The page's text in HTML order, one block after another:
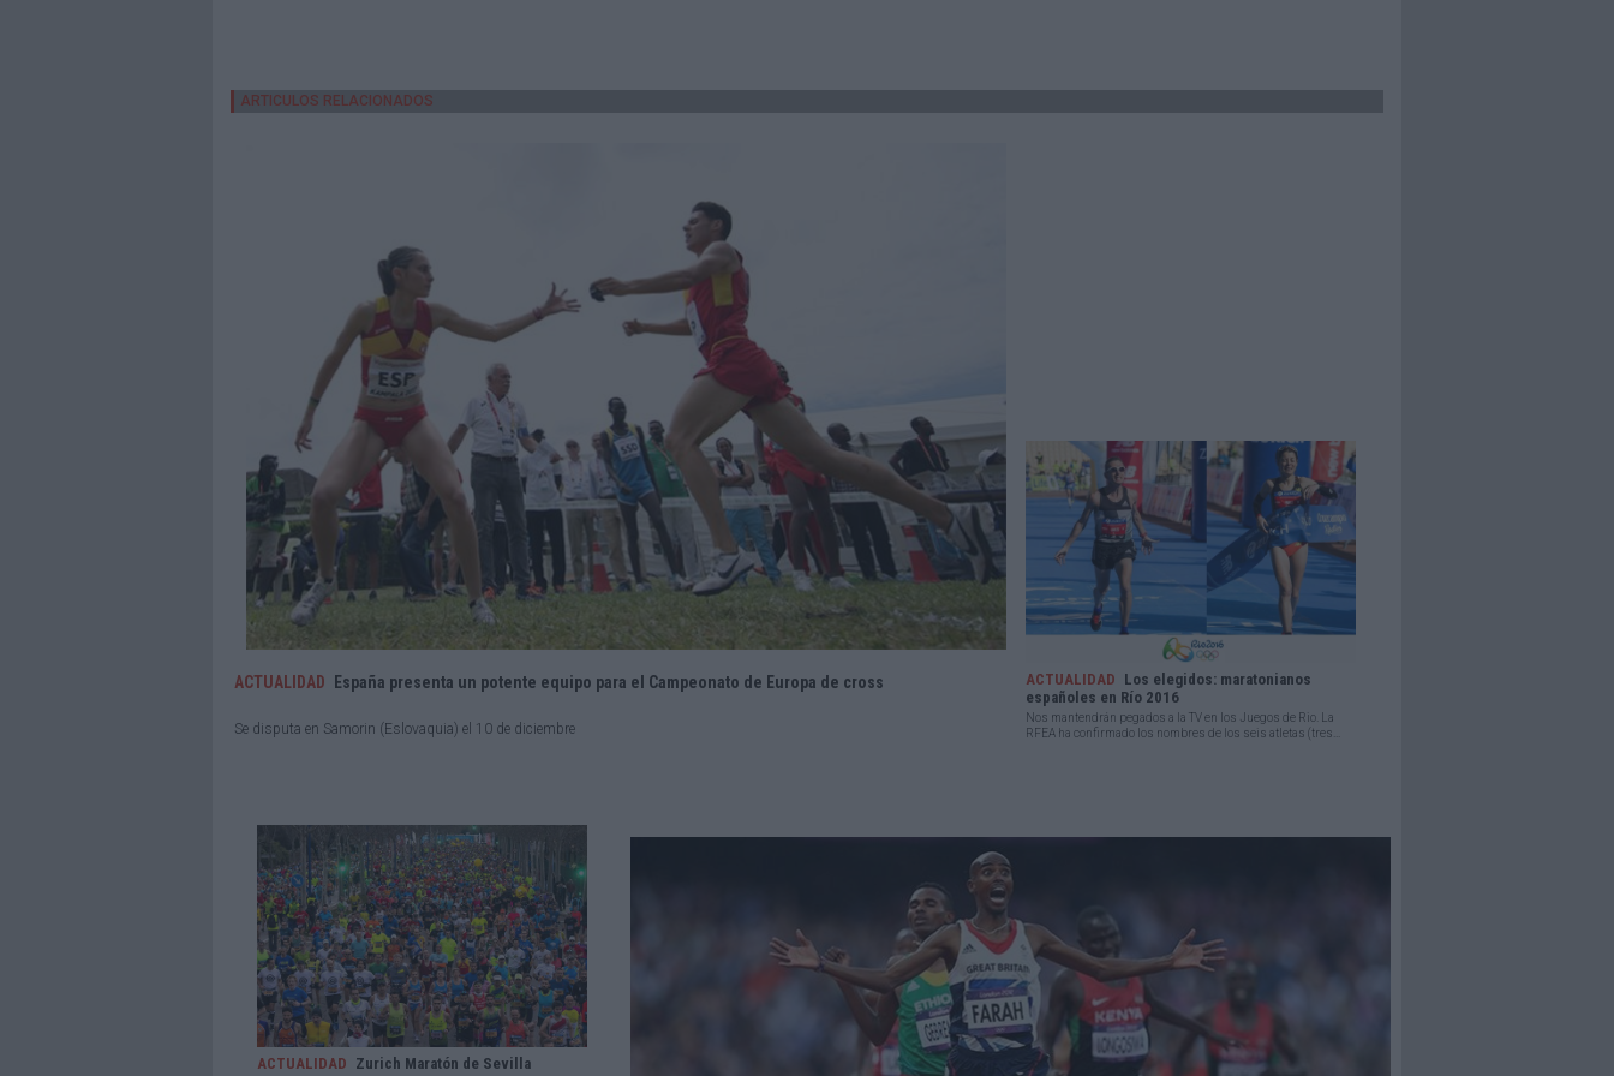
ARTICULOS RELACIONADOS
ACTUALIDAD España presenta un potente equipo para el Campeonato de Europa de cross
Se disputa en Samorin (Eslovaquia) el 10 de diciembre
ACTUALIDAD Los elegidos: maratonianos
españoles en Río 2016
Nos mantendrán pegados a la TV en los Juegos de Rio. La
RFEA ha confirmado los nombres de los seis atletas (tres...
ACTUALIDAD Zurich Maratón de Sevilla